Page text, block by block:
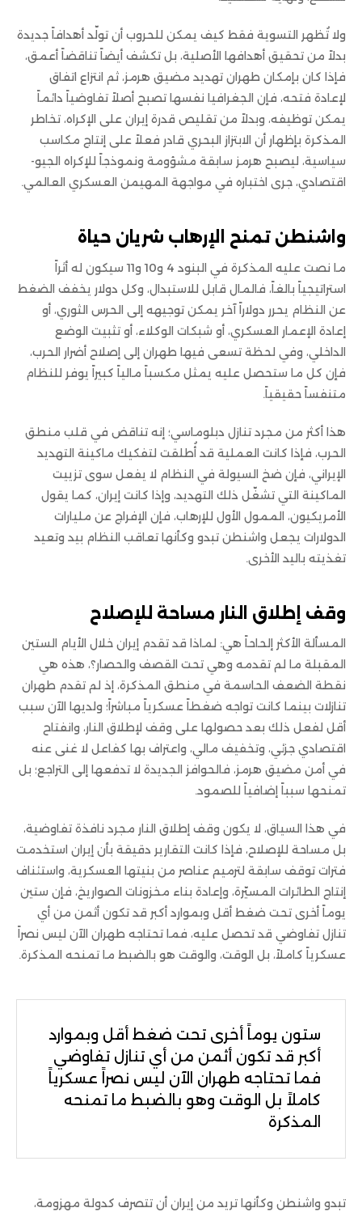
ولا تُظهر التسوية فقط كيف يمكن للحروب أن تولّد أهدافاً جديدة
بدلاً من تحقيق أهدافها الأصلية، بل تكشف أيضاً تناقضاً أعمق،
فإذا كان بإمكان طهران تهديد مضيق هرمز، ثم انتزاع اتفاق
لإعادة فتحه، فإن الجغرافيا نفسها تصبح أصلاً تفاوضياً دائماً
يمكن توظيفه، وبدلاً من تقليص قدرة إيران على الإكراه، تخاطر
المذكرة بإظهار أن الابتزاز البحري قادر فعلاً على إنتاج مكاسب
سياسية، ليصبح هرمز سابقة مشؤومة ونموذجاً للإكراه الجيو-
اقتصادي، جرى اختباره في مواجهة المهيمن العسكري العالمي.
واشنطن تمنح الإرهاب شريان حياة
ما نصت عليه المذكرة في البنود 4 و10 و11 سيكون له أثراً
استراتيجياً بالغاً، فالمال قابل للاستبدال، وكل دولار يخفف الضغط
عن النظام يحرر دولاراً آخر يمكن توجيهه إلى الحرس الثوري، أو
إعادة الإعمار العسكري، أو شبكات الوكلاء، أو تثبيت الوضع
الداخلي، وفي لحظة تسعى فيها طهران إلى إصلاح أضرار الحرب،
فإن كل ما ستحصل عليه يمثل مكسباً مالياً كبيراً يوفر للنظام
متنفساً حقيقياً.
هذا أكثر من مجرد تنازل دبلوماسي؛ إنه تناقض في قلب منطق
الحرب، فإذا كانت العملية قد أُطلقت لتفكيك ماكينة التهديد
الإيراني، فإن ضخ السيولة في النظام لا يفعل سوى تزييت
الماكينة التي تشغّل ذلك التهديد، وإذا كانت إيران، كما يقول
الأمريكيون، الممول الأول للإرهاب، فإن الإفراج عن مليارات
الدولارات يجعل واشنطن تبدو وكأنها تعاقب النظام بيد وتعيد
تغذيته باليد الأخرى.
وقف إطلاق النار مساحة للإصلاح
المسألة الأكثر إلحاحاً هي: لماذا قد تقدم إيران خلال الأيام الستين
المقبلة ما لم تقدمه وهي تحت القصف والحصار؟، هذه هي
نقطة الضعف الحاسمة في منطق المذكرة، إذ لم تقدم طهران
تنازلات بينما كانت تواجه ضغطاً عسكرياً مباشراً؛ ولديها الآن سبب
أقل لفعل ذلك بعد حصولها على وقف لإطلاق النار، وانفتاح
اقتصادي جزئي، وتخفيف مالي، واعتراف بها كفاعل لا غنى عنه
في أمن مضيق هرمز، فالحوافز الجديدة لا تدفعها إلى التراجع؛ بل
تمنحها سبباً إضافياً للصمود.
في هذا السياق، لا يكون وقف إطلاق النار مجرد نافذة تفاوضية،
بل مساحة للإصلاح، فإذا كانت التقارير دقيقة بأن إيران استخدمت
فترات توقف سابقة لترميم عناصر من بنيتها العسكرية، واستئناف
إنتاج الطائرات المسيّرة، وإعادة بناء مخزونات الصواريخ، فإن ستين
يوماً أخرى تحت ضغط أقل وبموارد أكبر قد تكون أثمن من أي
تنازل تفاوضي قد تحصل عليه، فما تحتاجه طهران الآن ليس نصراً
عسكرياً كاملاً، بل الوقت، والوقت هو بالضبط ما تمنحه المذكرة.
ستون يوماً أخرى تحت ضغط أقل وبموارد
أكبر قد تكون أثمن من أي تنازل تفاوضي
فما تحتاجه طهران الآن ليس نصراً عسكرياً
كاملاً بل الوقت وهو بالضبط ما تمنحه
المذكرة
تبدو واشنطن وكأنها تريد من إيران أن تتصرف كدولة مهزومة،